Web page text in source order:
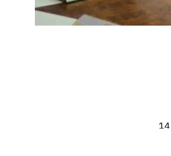
التقت وزيرة الشؤون الاجتماعية بحكومة الوحدة الوطنية “وفاء ابوبكر الكيلاني” صباح اليوم الاربعاء 14